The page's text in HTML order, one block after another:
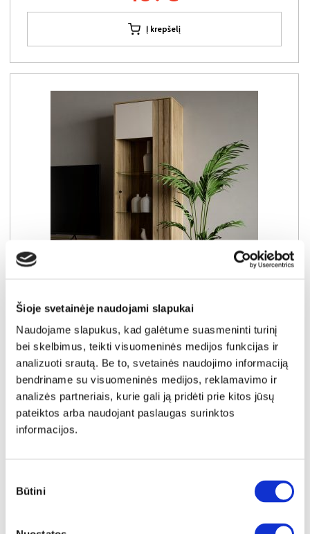
Šioje svetainėje naudojami slapukai
Naudojame slapukus, kad galėtume suasmeninti turinį
bei skelbimus, teikti visuomeninės medijos funkcijas ir
analizuoti srautą. Be to, svetainės naudojimo informaciją
bendriname su visuomeninės medijos, reklamavimo ir
analizės partneriais, kurie gali ją pridėti prie kitos jūsų
pateiktos arba naudojant paslaugas surinktos
informacijos.
pasirinkimas
Būtini
Į krepšelį
KILLARNEY KQLV712-M802 vitrina
Išmatavimai: A:196cmP: 63cm G:42cm
Kaina taikyta laikotarpiu
2026-07-04 iki 2026-08-03
154€
Pritaikyta nuolaida
- 15€
Kaina galioja sandėlyje esančioms prekėms
139€